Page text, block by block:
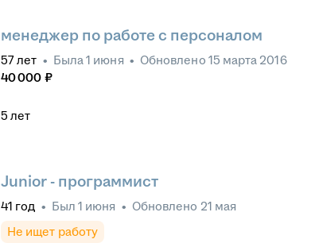
менеджер по работе с персоналом
57лет • Была1 июня • Обновлено 15 марта 2016
40 000 ₽
5 лет
Junior - программист
41 год • Был 1 июня • Обновлено 21 мая
Не ищет работу